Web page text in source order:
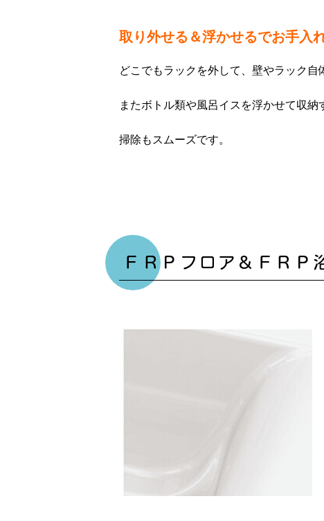
取り外せる＆浮かせるでお手入
どこでもラックを外して、壁やラック自
またボトル類や風呂イスを浮かせて収納
掃除もスムーズです。
ＦＲＰフロア＆ＦＲＰ